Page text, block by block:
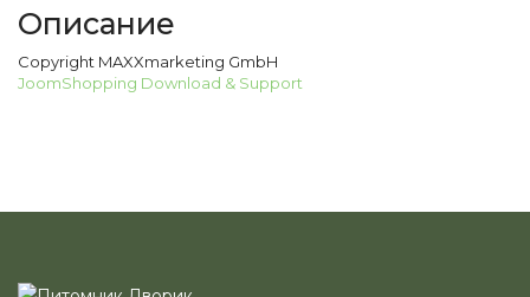
Описание
Copyright MAXXmarketing GmbH
JoomShopping Download & Support